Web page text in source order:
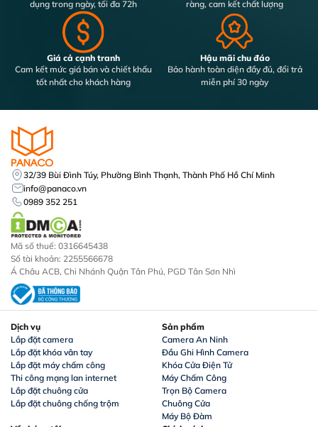
dụng trong ngày, tối đa 72h
ràng, cam kết chất lượng
Giá cả cạnh tranh
Cam kết mức giá bán và chiết khấu
tốt nhất cho khách hàng
Hậu mãi chu đáo
Bảo hành toàn diện đầy đủ, đổi trả
miễn phí 30 ngày
Dịch vụ
Lắp đặt camera
Lắp đặt khóa vân tay
Lắp đặt máy chấm công
Thi công mạng lan internet
Lắp đặt chuông cửa
Lắp đặt chuông chống trộm
Sản phẩm
Camera An Ninh
Đầu Ghi Hình Camera
Khóa Cửa Điện Tử
Máy Chấm Công
Trọn Bộ Camera
Chuông Cửa
Máy Bộ Đàm
32/39 Bùi Đình Túy, Phường Bình Thạnh, Thành Phố Hồ Chí Minh
info@panaco.vn
0989 352 251
Mã số thuế: 0316645438
Số tài khoản: 2255566678
Á Châu ACB, Chi Nhánh Quận Tân Phú, PGD Tân Sơn Nhì